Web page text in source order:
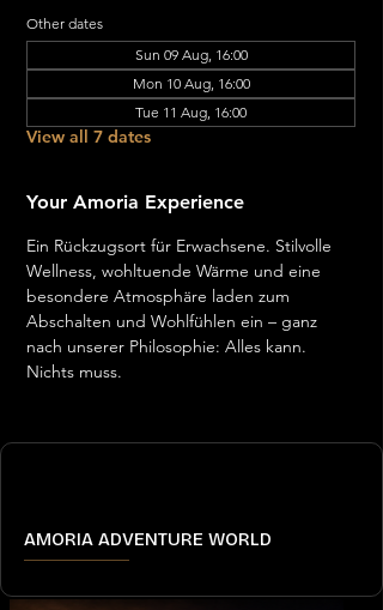
Other dates
Sun 09 Aug, 16:00
Mon 10 Aug, 16:00
Tue 11 Aug, 16:00
View all 7 dates
Your Amoria Experience
Ein Rückzugsort für Erwachsene. Stilvolle
Wellness, wohltuende Wärme und eine
besondere Atmosphäre laden zum
Abschalten und Wohlfühlen ein – ganz
nach unserer Philosophie: Alles kann.
Nichts muss.
AMORIA ADVENTURE WORLD